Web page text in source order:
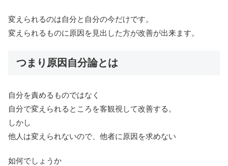
変えられるのは自分と自分の今だけです。
変えられるものに原因を見出した方が改善が出来ます。
つまり原因自分論とは
自分を責めるものではなく
自分で変えられるところを客観視して改善する。
しかし
他人は変えられないので、他者に原因を求めない
如何でしょうか